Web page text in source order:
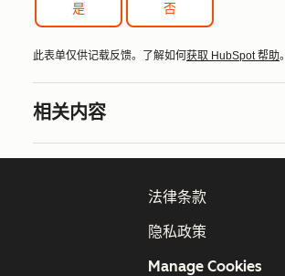
是 否
此表单仅供记载反馈。了解如何获取 HubSpot 帮助。
相关内容
法律条款
隐私政策
Manage Cookies